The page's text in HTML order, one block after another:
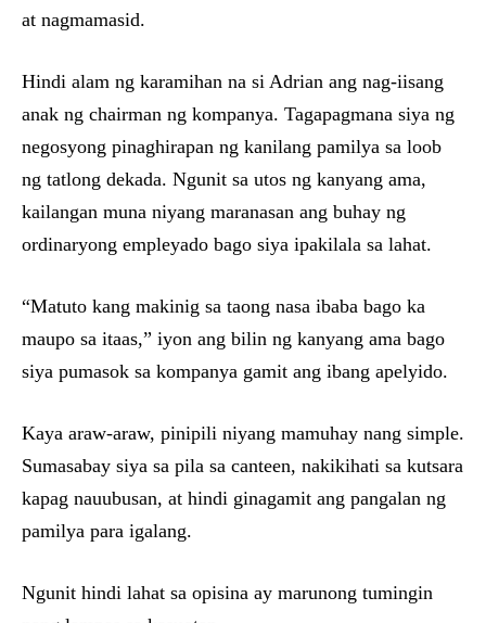
at nagmamasid.
Hindi alam ng karamihan na si Adrian ang nag-iisang
anak ng chairman ng kompanya. Tagapagmana siya ng
negosyong pinaghirapan ng kanilang pamilya sa loob
ng tatlong dekada. Ngunit sa utos ng kanyang ama,
kailangan muna niyang maranasan ang buhay ng
ordinaryong empleyado bago siya ipakilala sa lahat.
“Matuto kang makinig sa taong nasa ibaba bago ka
maupo sa itaas,” iyon ang bilin ng kanyang ama bago
siya pumasok sa kompanya gamit ang ibang apelyido.
Kaya araw-araw, pinipili niyang mamuhay nang simple.
Sumasabay siya sa pila sa canteen, nakikihati sa kutsara
kapag nauubusan, at hindi ginagamit ang pangalan ng
pamilya para igalang.
Ngunit hindi lahat sa opisina ay marunong tumingin